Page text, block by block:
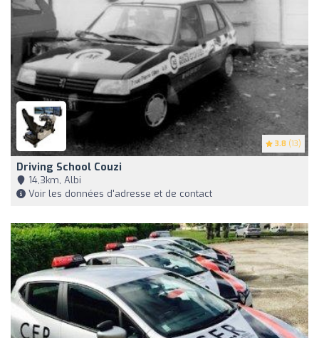
3.8 (13)
Driving School Couzi
14,3km, Albi
Voir les données d'adresse et de contact